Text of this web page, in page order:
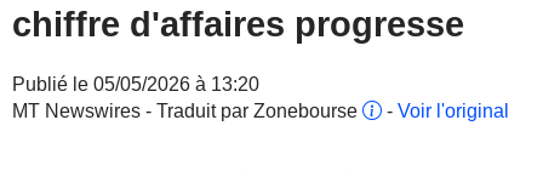
chiffre d'affaires progresse
Publié le 05/05/2026 à 13:20
MT Newswires - Traduit par Zonebourse
- Voir l'original